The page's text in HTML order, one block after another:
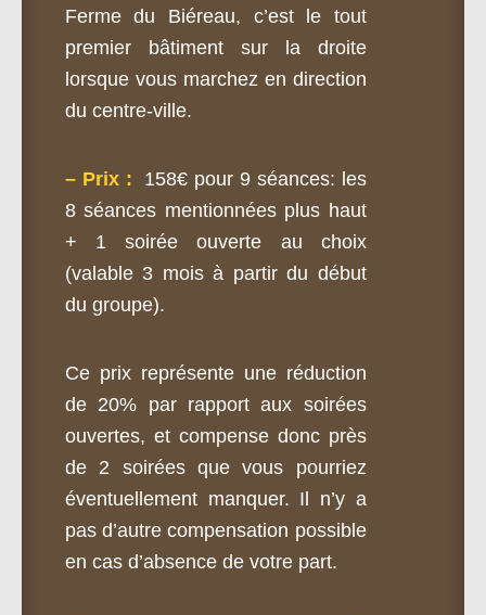
Ferme du Biéreau, c’est le tout
premier bâtiment sur la droite
lorsque vous marchez en direction
du centre-ville.
– Prix :
158€ pour 9 séances: les
8 séances mentionnées plus haut
+ 1 soirée ouverte au choix
(valable 3 mois à partir du début
du groupe).
Ce prix représente une réduction
de 20% par rapport aux soirées
ouvertes, et compense donc près
de 2 soirées que vous pourriez
éventuellement manquer. Il n’y a
pas d’autre compensation possible
en cas d’absence de votre part.